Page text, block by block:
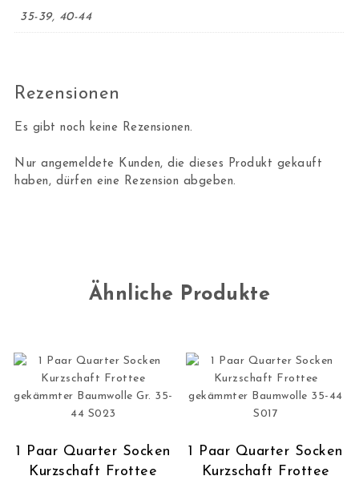
35-39, 40-44
Rezensionen
Es gibt noch keine Rezensionen.
Nur angemeldete Kunden, die dieses Produkt gekauft
haben, dürfen eine Rezension abgeben.
Ähnliche Produkte
1 Paar Quarter Socken
Kurzschaft Frottee
1 Paar Quarter Socken
Kurzschaft Frottee